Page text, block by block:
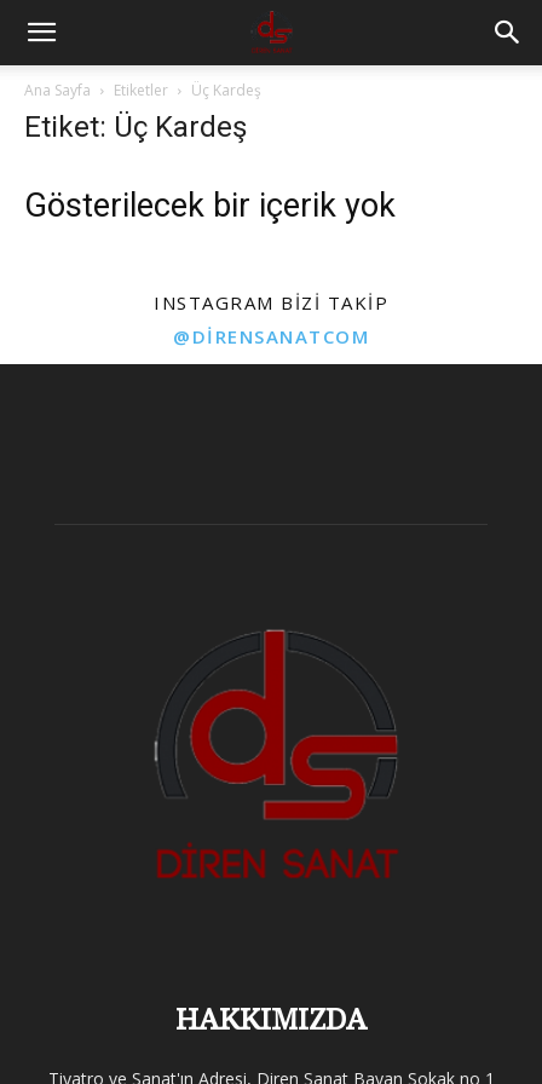
Ana Sayfa Etiketler Üç Kardeş
Etiket: Üç Kardeş
Gösterilecek bir içerik yok
INSTAGRAM BIZI TAKIP
@DIRENSANATCOM
HAKKIMIZDA
Tiyatro ve Sanat'ın Adresi, Diren Sanat Bayan Sokak no 1